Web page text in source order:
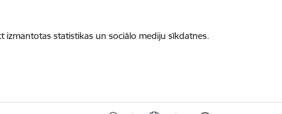
izmantotas statistikas un sociālo mediju sīkdatnes.